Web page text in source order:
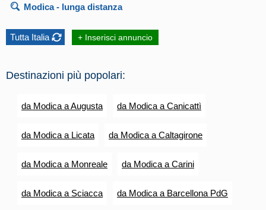
Modica- lunga distanza
Tutta Italia + Inserisci annuncio
Destinazioni più popolari:
da Modica a Augusta da Modica a Canicattì
da Modica a Licata da Modica a Caltagirone
da Modica a Monreale da Modica a Carini
da Modica a Sciacca da Modica a Barcellona PdG